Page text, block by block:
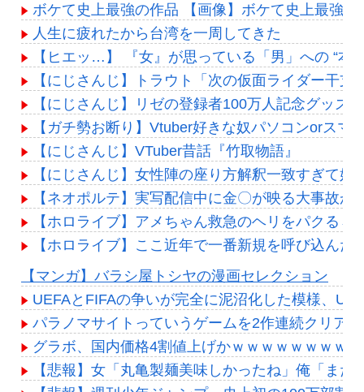
ボケて史上最強の作品 【画像】ボケて史上最強
人生に疲れたから台湾を一周してきた
【ヒエッ…】 『女』が思っている「男」への “本
【にじさんじ】トラウト「次の仮面ライダー干
【にじさんじ】リゼの登録者100万人記念グッズ
【ガチ勢お断り】Vtuber好きな奴パソコンorス
【にじさんじ】VTuber昔話『竹取物語』
【にじさんじ】女性陣の座り方解釈一致すぎて好
【ネオポルテ】実写配信中に金〇が映る大事故が
【ホロライブ】アメちゃん救急のヘリをパクる→
【ホロライブ】ここ近年で一番新規を呼び込んだ
Powered by livedoor 相互RSS
【マンガ】バラシ屋トシヤの漫画セレクション
UEFAとFIFAの争いが完全に泥沼化した模様、
パラノマサイトっていうゲームを2作連続クリア
グラボ、国内価格4割値上げかｗｗｗｗｗｗｗｗ
【悲報】女「丸亀製麺美味しかったね」俺「ま